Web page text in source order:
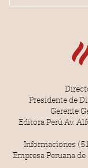
Presidente de
Gerente
Editora Perú Av.
Informaciones
Empresa Peruana